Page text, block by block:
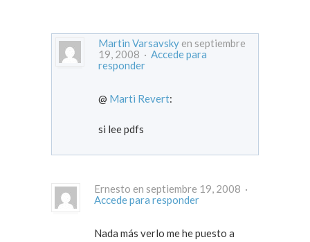
Martin Varsavsky en septiembre
19, 2008 · Accede para
responder
@ Marti Revert:
si lee pdfs
Ernesto en septiembre 19, 2008 ·
Accede para responder
Nada más verlo me he puesto a